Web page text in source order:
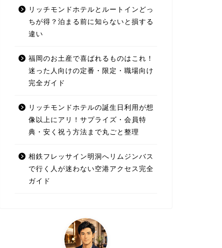
リッチモンドホテルとルートインどっ
ちが得？泊まる前に知らないと損する
違い
福岡のお土産で喜ばれるものはこれ！
迷った人向けの定番・限定・職場向け
完全ガイド
リッチモンドホテルの誕生日利用が想
像以上にアリ！サプライズ・会員特
典・安く祝う方法まで丸ごと整理
相鉄フレッサイン明洞へリムジンバス
で行く人が迷わない空港アクセス完全
ガイド